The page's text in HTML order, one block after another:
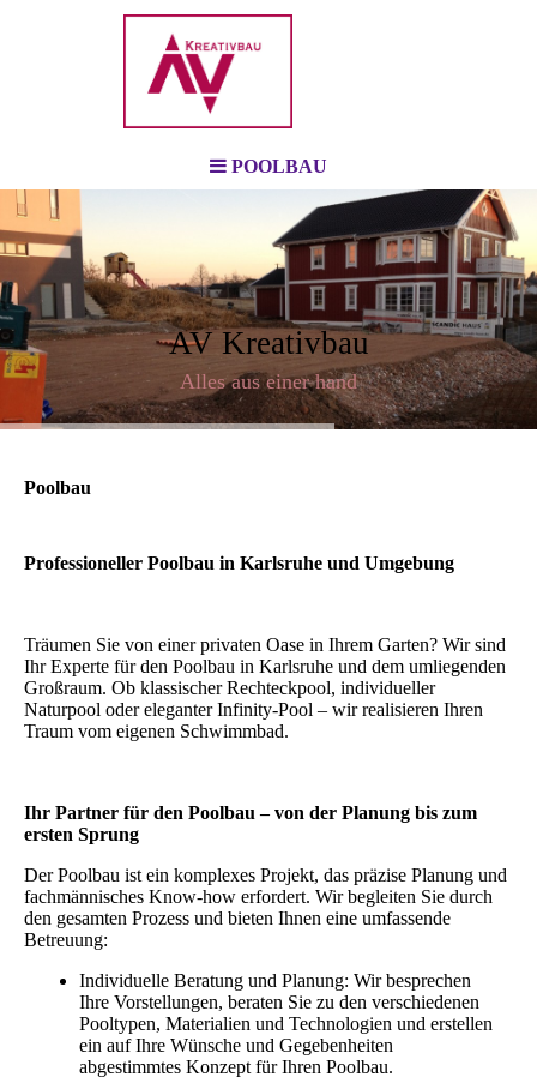
POOLBAU
AV Kreativbau
Alles aus einer hand
Poolbau
Professioneller Poolbau in Karlsruhe und Umgebung
Träumen Sie von einer privaten Oase in Ihrem Garten? Wir sind
Ihr Experte für den Poolbau in Karlsruhe und dem umliegenden
Großraum. Ob klassischer Rechteckpool, individueller
Naturpool oder eleganter Infinity-Pool – wir realisieren Ihren
Traum vom eigenen Schwimmbad.
Ihr Partner für den Poolbau – von der Planung bis zum
ersten Sprung
Der Poolbau ist ein komplexes Projekt, das präzise Planung und
fachmännisches Know-how erfordert. Wir begleiten Sie durch
den gesamten Prozess und bieten Ihnen eine umfassende
Betreuung:
Individuelle Beratung und Planung: Wir besprechen
Ihre Vorstellungen, beraten Sie zu den verschiedenen
Pooltypen, Materialien und Technologien und erstellen
ein auf Ihre Wünsche und Gegebenheiten
abgestimmtes Konzept für Ihren Poolbau.